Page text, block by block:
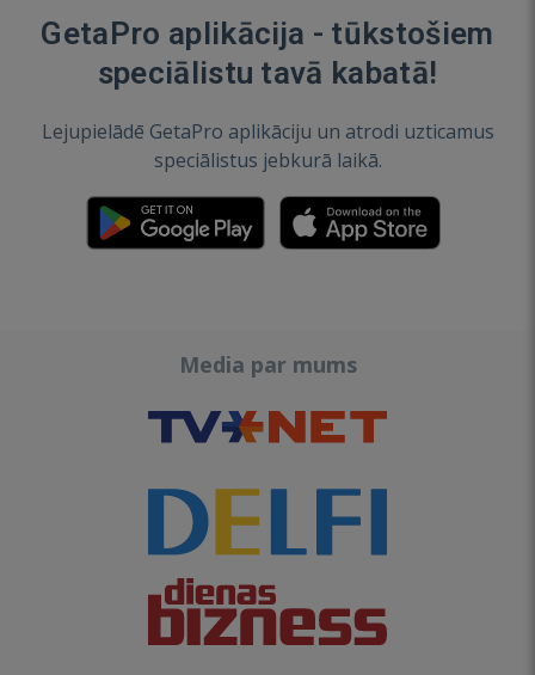
GetaPro aplikācija - tūkstošiem
speciālistu tavā kabatā!
Lejupielādē GetaPro aplikāciju un atrodi uzticamus
speciālistus jebkurā laikā.
Media par mums